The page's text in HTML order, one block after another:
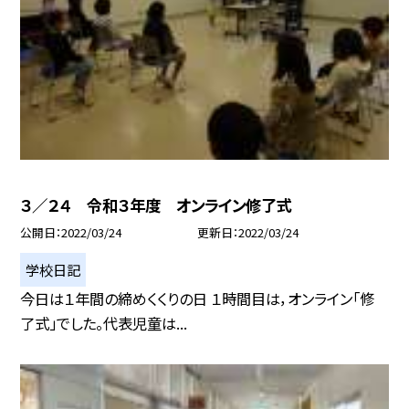
３／２４ 令和３年度 オンライン修了式
公開日 2022/03/24 更新日 2022/03/24
学校日記
今日は１年間の締めくくりの日 １時間目は，オンライン「修
了式」でした。代表児童は...